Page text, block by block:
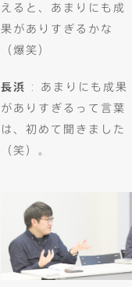
えると、あまりにも成
果がありすぎるかな
（爆笑）
長浜 : あまりにも成果
がありすぎるって言葉
は、初めて聞きました
（笑）。